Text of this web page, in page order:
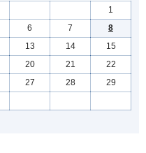
1
6 7
8
13 14
15
20 21
22
27 28
29